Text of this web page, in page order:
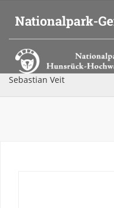
Sebastian Veit